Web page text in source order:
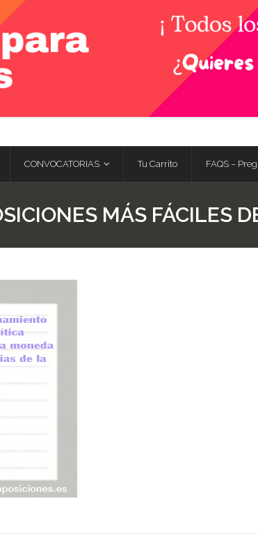
CONVOCATORIAS Tu Carrito FAQS –
MÁS FÁCILES